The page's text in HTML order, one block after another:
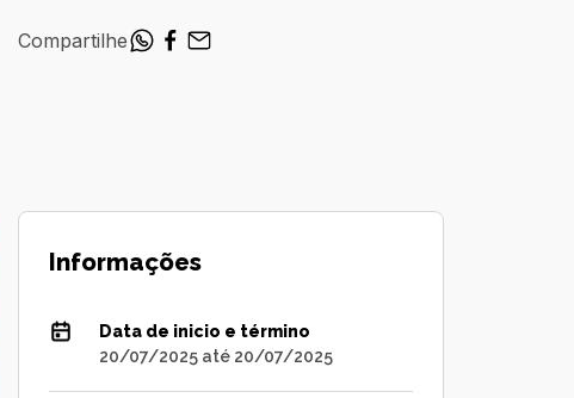
Compartilhe
Informações
Data de inicio e término
20/07/2025 até 20/07/2025